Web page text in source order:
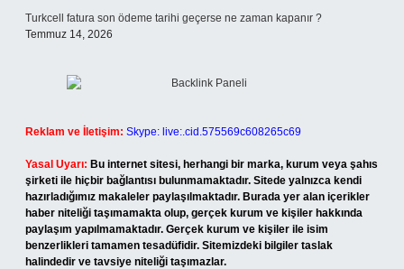
Turkcell fatura son ödeme tarihi geçerse ne zaman kapanır ?
Temmuz 14, 2026
Reklam ve İletişim: Skype: live:.cid.575569c608265c69
Yasal Uyarı: Bu internet sitesi, herhangi bir marka, kurum veya şahıs
şirketi ile hiçbir bağlantısı bulunmamaktadır. Sitede yalnızca kendi
hazırladığımız makaleler paylaşılmaktadır. Burada yer alan içerikler
haber niteliği taşımamakta olup, gerçek kurum ve kişiler hakkında
paylaşım yapılmamaktadır. Gerçek kurum ve kişiler ile isim
benzerlikleri tamamen tesadüfidir. Sitemizdeki bilgiler taslak
halindedir ve tavsiye niteliği taşımazlar.